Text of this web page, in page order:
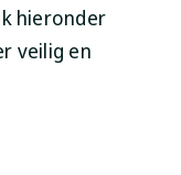
hieronder
veilig en